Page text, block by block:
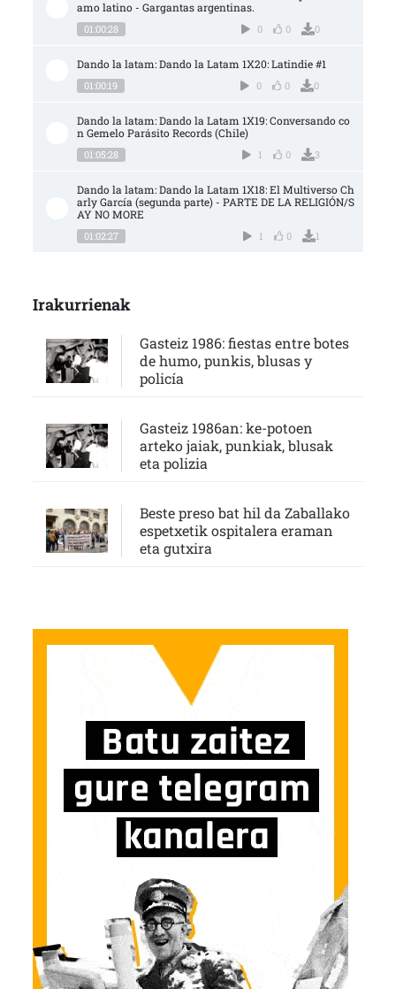
amo latino - Gargantas argentinas.
01:00:28 0 0 0
Dando la latam: Dando la Latam 1X20: Latindie #1
01:00:19 0 0 0
Dando la latam: Dando la Latam 1X19: Conversando co
n Gemelo Parásito Records (Chile)
01:05:28 1 0 3
Dando la latam: Dando la Latam 1X18: El Multiverso Ch
arly García (segunda parte) - PARTE DE LA RELIGIÓN/S
AY NO MORE
01:02:27 1 0 1
Irakurrienak
Gasteiz 1986: fiestas entre botes
de humo, punkis, blusas y
policía
Gasteiz 1986an: ke-potoen
arteko jaiak, punkiak, blusak
eta polizia
Beste preso bat hil da Zaballako
espetxetik ospitalera eraman
eta gutxira